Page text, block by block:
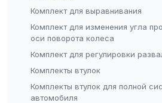
Комплект для выравнивания
Комплект для изменения угла
оси поворота колеса
Комплект для регулировки
Комплекты втулок
Комплекты втулок для полной
автомобиля